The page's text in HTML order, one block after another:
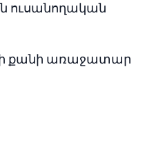
ուսանողական
քանի առաջատար